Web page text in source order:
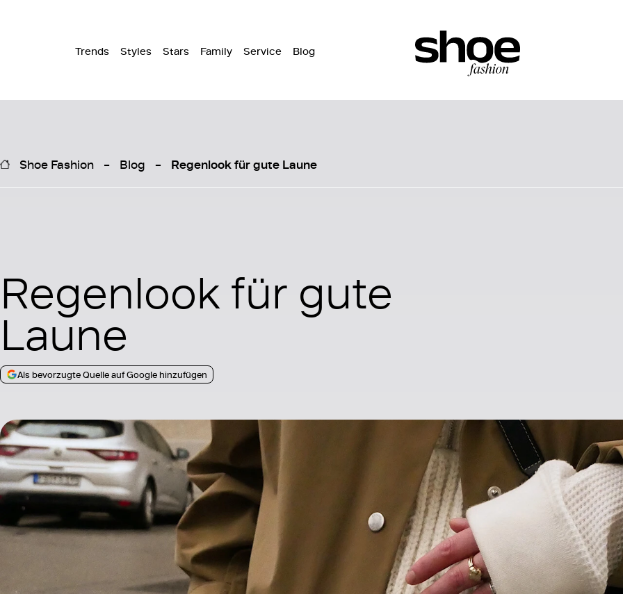
Trends Styles Stars Family Service Blog
Shoe Fashion Blog Regenlook für gute Laune
Regenlook für gute
Laune
Als bevorzugte Quelle auf Google hinzufügen